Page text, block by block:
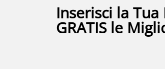
Inserisci la
GRATIS le